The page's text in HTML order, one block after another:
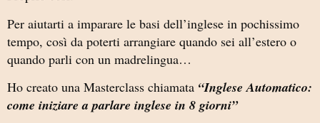
Per aiutarti a imparare le basi dell’inglese in pochissimo
tempo, così da poterti arrangiare quando sei all’estero o
quando parli con un madrelingua…
Ho creato una Masterclass chiamata “Inglese Automatico:
come iniziare a parlare inglese in 8 giorni”